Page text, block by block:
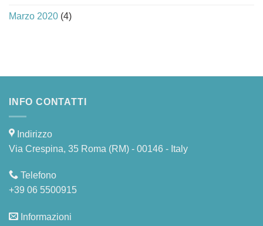
Marzo 2020 (4)
INFO CONTATTI
Indirizzo
Via Crespina, 35 Roma (RM) - 00146 - Italy
Telefono
+39 06 5500915
Informazioni